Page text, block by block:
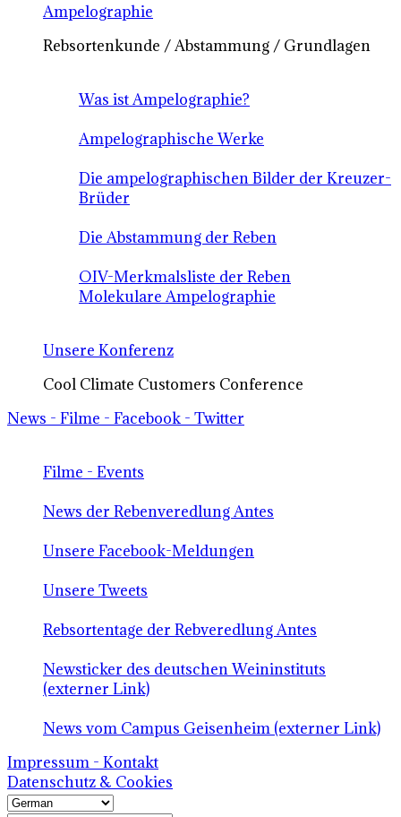
Ampelographie
Rebsortenkunde / Abstammung / Grundlagen
Was ist Ampelographie?
Ampelographische Werke
Die ampelographischen Bilder der Kreuzer-
Brüder
Die Abstammung der Reben
OIV-Merkmalsliste der Reben
Molekulare Ampelographie
Unsere Konferenz
Cool Climate Customers Conference
News - Filme - Facebook - Twitter
Filme - Events
News der Rebenveredlung Antes
Unsere Facebook-Meldungen
Unsere Tweets
Rebsortentage der Rebveredlung Antes
Newsticker des deutschen Weininstituts
(externer Link)
News vom Campus Geisenheim (externer Link)
Impressum - Kontakt
Datenschutz & Cookies